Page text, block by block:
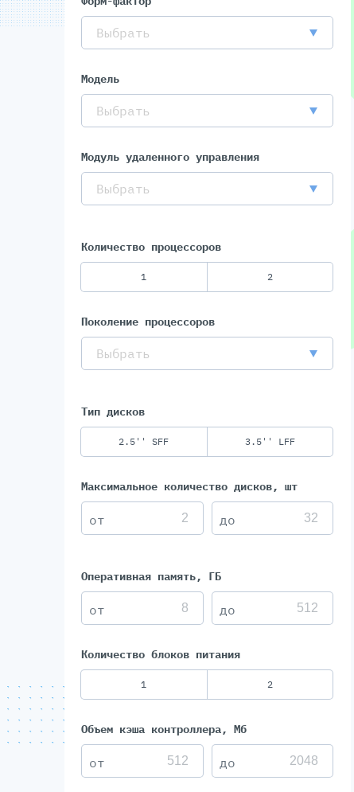
Выбрать
Модель
Выбрать
Модуль удаленного управления
Выбрать
Количество процессоров
1 2
Поколение процессоров
Выбрать
Тип дисков
2.5'' SFF 3.5'' LFF
Максимальное количество дисков, шт
Оперативная память, ГБ
Количество блоков питания
1 2
Объем кэша контроллера, Мб